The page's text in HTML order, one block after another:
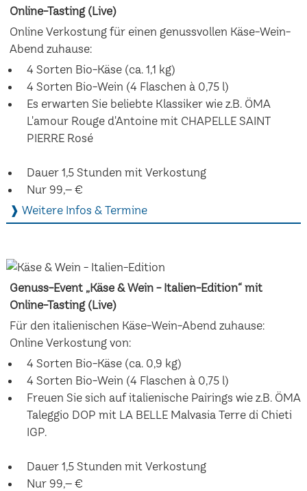
Online-Tasting (Live)
Online Verkostung für einen genussvollen Käse-Wein-
Abend zuhause:
4 Sorten Bio-Käse (ca. 1,1 kg)
4 Sorten Bio-Wein (4 Flaschen à 0,75 l)
Es erwarten Sie beliebte Klassiker wie z.B. ÖMA
L'amour Rouge d'Antoine mit CHAPELLE SAINT
PIERRE Rosé
Dauer 1,5 Stunden mit Verkostung
Nur 99,– €
❱ Weitere Infos & Termine
Genuss-Event „Käse & Wein - Italien-Edition“ mit
Online-Tasting (Live)
Für den italienischen Käse-Wein-Abend zuhause:
Online Verkostung von:
4 Sorten Bio-Käse (ca. 0,9 kg)
4 Sorten Bio-Wein (4 Flaschen à 0,75 l)
Freuen Sie sich auf italienische Pairings wie z.B. ÖMA
Taleggio DOP mit LA BELLE Malvasia Terre di Chieti
IGP.
Dauer 1,5 Stunden mit Verkostung
Nur 99,– €